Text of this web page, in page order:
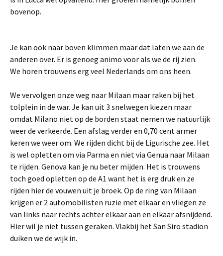
bovenop.
Je kan ook naar boven klimmen maar dat laten we aan de
anderen over. Er is genoeg animo voor als we de rij zien.
We horen trouwens erg veel Nederlands om ons heen.
We vervolgen onze weg naar Milaan maar raken bij het
tolplein in de war. Je kan uit 3 snelwegen kiezen maar
omdat Milano niet op de borden staat nemen we natuurlijk
weer de verkeerde. Een afslag verder en 0,70 cent armer
keren we weer om. We rijden dicht bij de Ligurische zee. Het
is wel opletten om via Parma en niet via Genua naar Milaan
te rijden. Genova kan je nu beter mijden. Het is trouwens
toch goed opletten op de A1 want het is erg druk en ze
rijden hier de vouwen uit je broek. Op de ring van Milaan
krijgen er 2 automobilisten ruzie met elkaar en vliegen ze
van links naar rechts achter elkaar aan en elkaar afsnijdend.
Hier wil je niet tussen geraken. Vlakbij het San Siro stadion
duiken we de wijk in.